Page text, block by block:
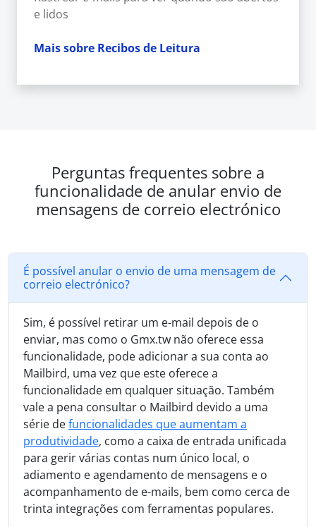
e lidos
Mais sobre Recibos de Leitura
Perguntas frequentes sobre a
funcionalidade de anular envio de
mensagens de correio electrónico
É possível anular o envio de uma mensagem de
correio electrónico?
Sim, é possível retirar um e-mail depois de o
enviar, mas como o Gmx.tw não oferece essa
funcionalidade, pode adicionar a sua conta ao
Mailbird, uma vez que este oferece a
funcionalidade em qualquer situação. Também
vale a pena consultar o Mailbird devido a uma
série defuncionalidades que aumentam a
produtividade, como a caixa de entrada unificada
para gerir várias contas num único local, o
adiamento e agendamento de mensagens e o
acompanhamento de e-mails, bem como cerca de
trinta integrações com ferramentas populares.